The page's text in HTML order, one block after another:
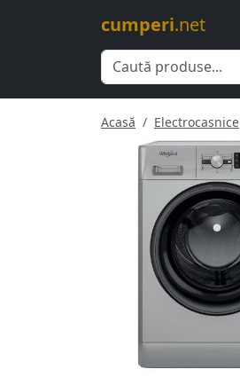
cumperi.net
Acasă Electrocasnice